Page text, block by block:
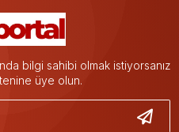
bilgi sahibi olmak istiyorsanız
üye olun.